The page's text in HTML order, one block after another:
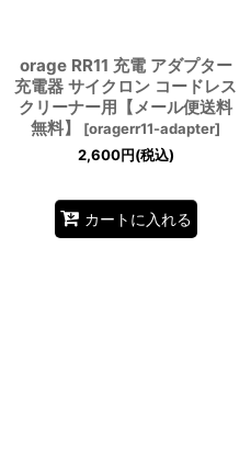
orage RR11 充電 アダプター
充電器 サイクロン コードレス
クリーナー用【メール便送料
無料】
[oragerr11-adapter]
2,600円(税込)
カートに入れる